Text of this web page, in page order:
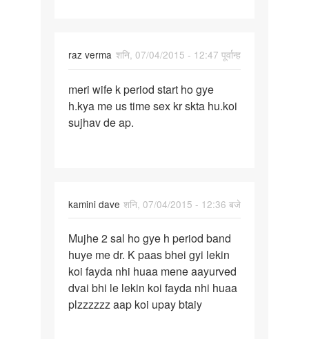
raz verma शनि, 07/04/2015 - 12:47 पूर्वान्ह
meri
wife
k
meri wife k period start ho gye
h.kya me us time sex kr skta hu.koi
sujhav de ap.
kamini dave शनि, 07/04/2015 - 12:36 बजे
Mujhe
2
sal
ho
gye
Mujhe 2 sal ho gye h period band
huye me dr. K paas bhei gyi lekin
koi fayda nhi huaa mene aayurved
dvai bhi le lekin koi fayda nhi huaa
plzzzzzz aap koi upay btaiy